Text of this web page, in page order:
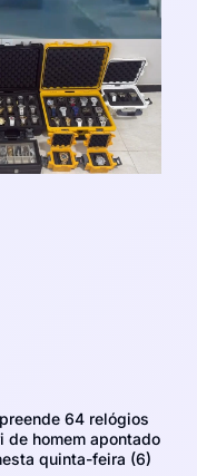
64 relógios
de homem apontado
quinta-feira (6)